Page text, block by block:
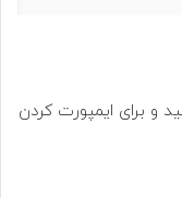
و برای ایمپورت کردن